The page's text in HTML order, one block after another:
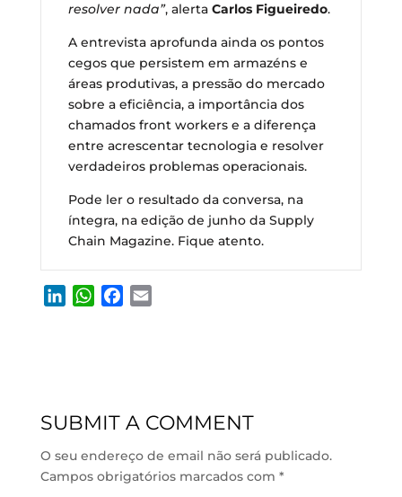
resolver nada”, alerta Carlos Figueiredo.
A entrevista aprofunda ainda os pontos
cegos que persistem em armazéns e
áreas produtivas, a pressão do mercado
sobre a eficiência, a importância dos
chamados front workers e a diferença
entre acrescentar tecnologia e resolver
verdadeiros problemas operacionais.
Pode ler o resultado da conversa, na
íntegra, na edição de junho da Supply
Chain Magazine. Fique atento.
I
W
p
o
SUBMIT A COMMENT
O seu endereço de email não será publicado.
Campos obrigatórios marcados com *